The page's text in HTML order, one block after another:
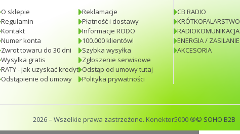
O sklepie
Regulamin
Kontakt
Numer konta
Zwrot towaru do 30 dni
Wysyłka gratis
RATY - jak uzyskać kredyt
Odstąpienie od umowy
Reklamacje
Płatność i dostawy
Informacje RODO
100.000 klientów!
Szybka wysyłka
Zgłoszenie serwisowe
Odstąp od umowy tutaj
Polityka prywatności
CB RADIO
KRÓTKOFALARSTWO
RADIOKOMUNIKACJA
ENERGIA / ZASILANIE
AKCESORIA
2026– Wszelkie prawa zastrzeżone. Konektor5000 ®© SOHO B2B